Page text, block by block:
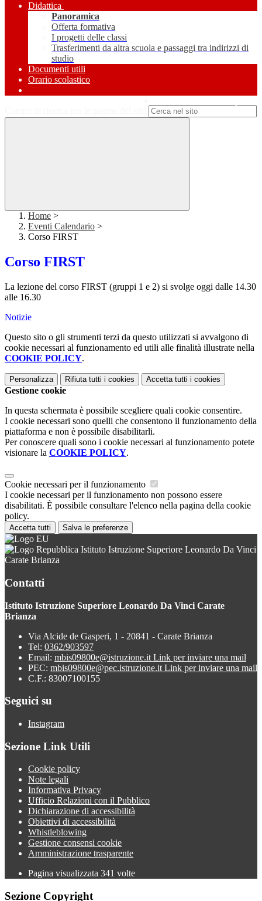
Didattica
Panoramica
Offerta formativa
I progetti delle classi
Trasferimenti da altra scuola e passaggi tra indirizzi di
studio
Documenti utili
Orario scolastico
Home >
Eventi Calendario >
Corso FIRST
Corso FIRST
La lezione del corso FIRST (gruppi 1 e 2) si svolge oggi dalle 14.30
alle 16.30
Notizie
Questo sito o gli strumenti terzi da questo utilizzati si avvalgono di
cookie necessari al funzionamento ed utili alle finalità illustrate nella
COOKIE POLICY.
Personalizza Rifiuta tutti i cookies Accetta tutti i cookies
Gestione cookie
In questa schermata è possibile scegliere quali cookie consentire.
I cookie necessari sono quelli che consentono il funzionamento della
piattaforma e non è possibile disabilitarli.
Per conoscere quali sono i cookie necessari al funzionamento potete
visionare la COOKIE POLICY.
Cookie necessari per il funzionamento
I cookie necessari per il funzionamento non possono essere
disabilitati. È possibile consultare l'elenco nella pagina della cookie
policy.
Accetta tutti Salva le preferenze
Istituto Istruzione Superiore Leonardo Da Vinci
Carate Brianza
Contatti
Istituto Istruzione Superiore Leonardo Da Vinci Carate
Brianza
Via Alcide de Gasperi, 1 - 20841 - Carate Brianza
Tel: 0362/903597
Email: mbis09800e@istruzione.it Link per inviare una mail
PEC: mbis09800e@pec.istruzione.it Link per inviare una mail
C.F.: 83007100155
Seguici su
Instagram
Sezione Link Utili
Cookie policy
Note legali
Informativa Privacy
Ufficio Relazioni con il Pubblico
Dichiarazione di accessibilità
Obiettivi di accessibilità
Whistleblowing
Gestione consensi cookie
Amministrazione trasparente
Pagina visualizzata 341 volte
Sezione Copyright